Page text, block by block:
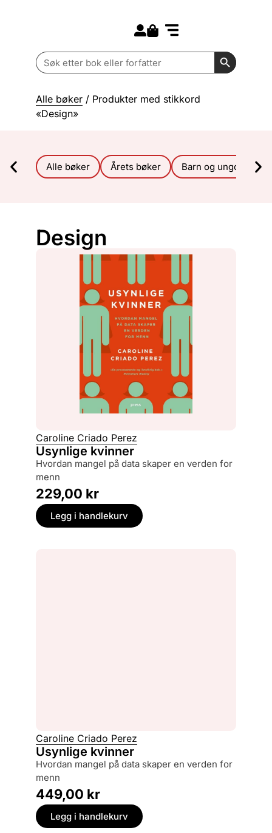
Search
for:
Search
Alle bøker / Produkter med stikkord
«Design»
Alle bøker Årets bøker Barn og ungdom
Design
Caroline Criado Perez
Usynlige kvinner
hvordan mangel på data skaper en verden for
menn
229,00 kr
Legg i handlekurv
Caroline Criado Perez
Usynlige kvinner
hvordan mangel på data skaper en verden for
menn
449,00 kr
Legg i handlekurv